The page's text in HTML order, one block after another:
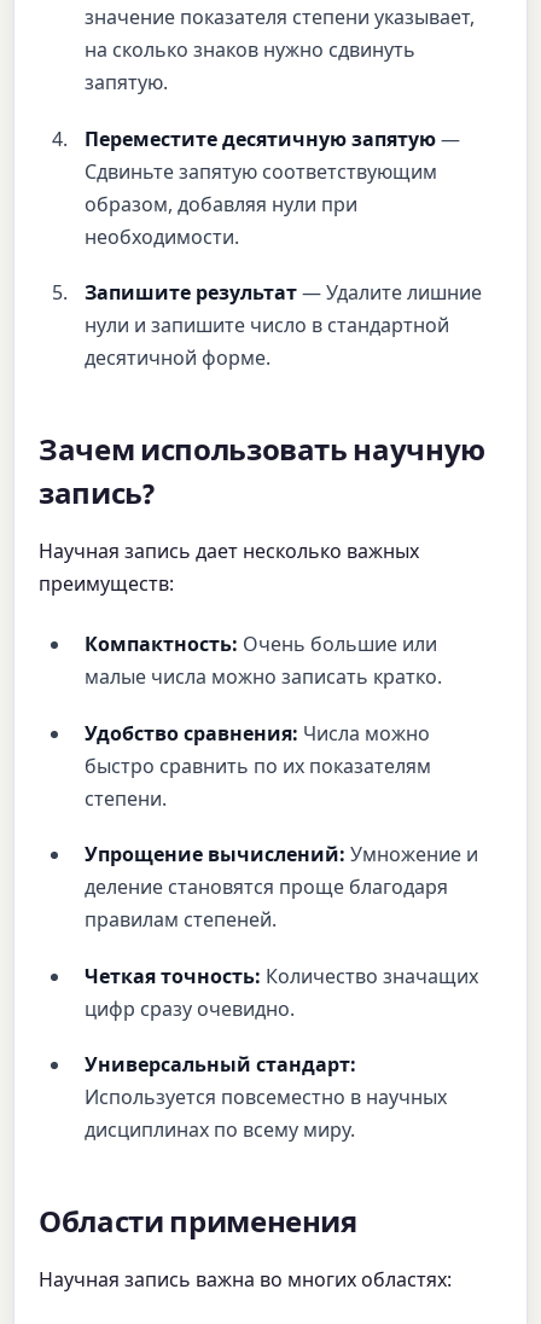
значение показателя степени указывает,
на сколько знаков нужно сдвинуть
запятую.
Переместите десятичную запятую—
Сдвиньте запятую соответствующим
образом, добавляя нули при
необходимости.
Запишите результат— Удалите лишние
нули и запишите число в стандартной
десятичной форме.
Зачем использовать научную
запись?
Научная запись дает несколько важных
преимуществ:
Компактность: Очень большие или
малые числа можно записать кратко.
Удобство сравнения: Числа можно
быстро сравнить по их показателям
степени.
Упрощение вычислений: Умножение и
деление становятся проще благодаря
правилам степеней.
Четкая точность: Количество значащих
цифр сразу очевидно.
Универсальный стандарт:
Используется повсеместно в научных
дисциплинах по всему миру.
Области применения
Научная запись важна во многих областях: